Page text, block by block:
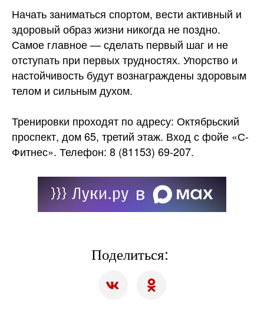
Начать заниматься спортом, вести активный и
здоровый образ жизни никогда не поздно.
Самое главное — сделать первый шаг и не
отступать при первых трудностях. Упорство и
настойчивость будут вознаграждены здоровым
телом и сильным духом.
Тренировки проходят по адресу: Октябрьский
проспект, дом 65, третий этаж. Вход с фойе «С-
Фитнес». Телефон: 8 (81153) 69-207.
Поделиться: